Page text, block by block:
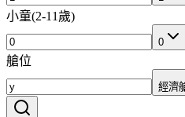
小童(2-11歲)
0
艙位
經濟